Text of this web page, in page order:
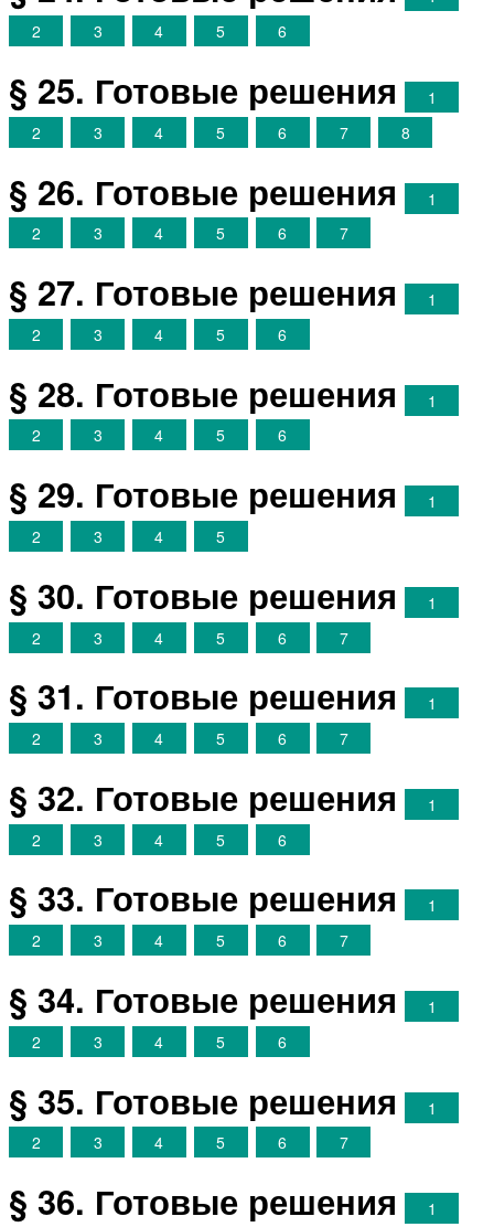
2
3 4 5 6
§ 25. Готовые решения
1
2
3 4 5 6 7 8
§ 26. Готовые решения
1
2
3 4 5 6 7
§ 27. Готовые решения
1
2
3 4 5 6
§ 28. Готовые решения
1
2
3 4 5 6
§ 29. Готовые решения
1
2
3 4 5
§ 30. Готовые решения
1
2
3 4 5 6 7
§ 31. Готовые решения
1
2
3 4 5 6 7
§ 32. Готовые решения
1
2
3 4 5 6
§ 33. Готовые решения
1
2
3 4 5 6 7
§ 34. Готовые решения
1
2
3 4 5 6
§ 35. Готовые решения
1
2
3 4 5 6 7
§ 36. Готовые решения
1